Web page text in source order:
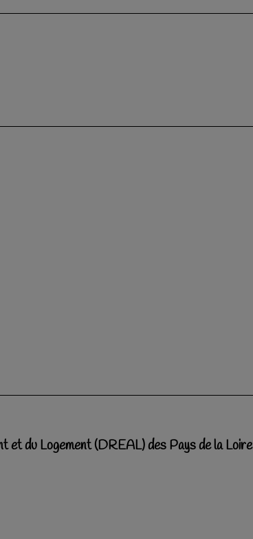
et du Logement (DREAL) des Pays de la Loire